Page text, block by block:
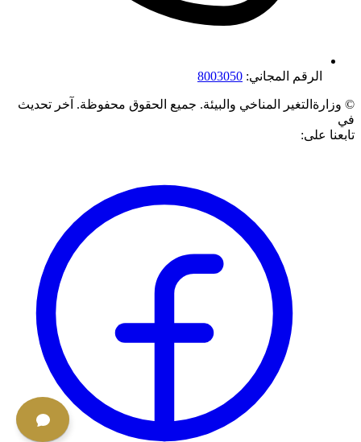
الرقم المجاني: 8003050
© وزارةالتغير المناخي والبيئة. جميع الحقوق محفوظة. آخر تحديث
في
تابعنا على: